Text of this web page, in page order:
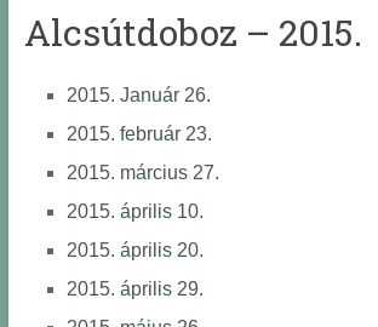
Alcsútdoboz – 2015.
2015. Január 26.
2015. február 23.
2015. március 27.
2015. április 10.
2015. április 20.
2015. április 29.